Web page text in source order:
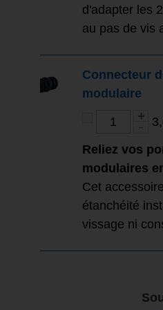
d'adapter les
au pas de vis
Connecteur
modulaire
Reliez vos
modulaires
Cet
étanchéité
vissage ni